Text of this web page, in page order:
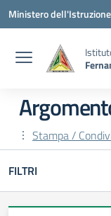
Vai ai contenuti
Vai al menu di
Vai al footer
Ministero
Stampa /
FILTRI